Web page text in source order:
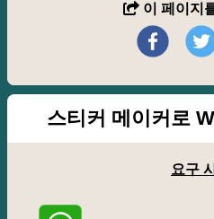
이 페이지
스티커 메이커로
요구